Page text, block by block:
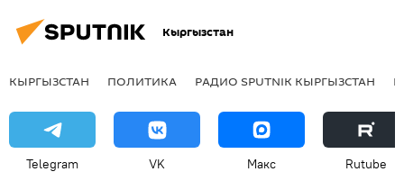
Кыргызстан
КЫРГЫЗСТАН ПОЛИТИКА РАДИО SPUTNIK КЫРГЫЗСТАН
Telegram VK Макс Rutube